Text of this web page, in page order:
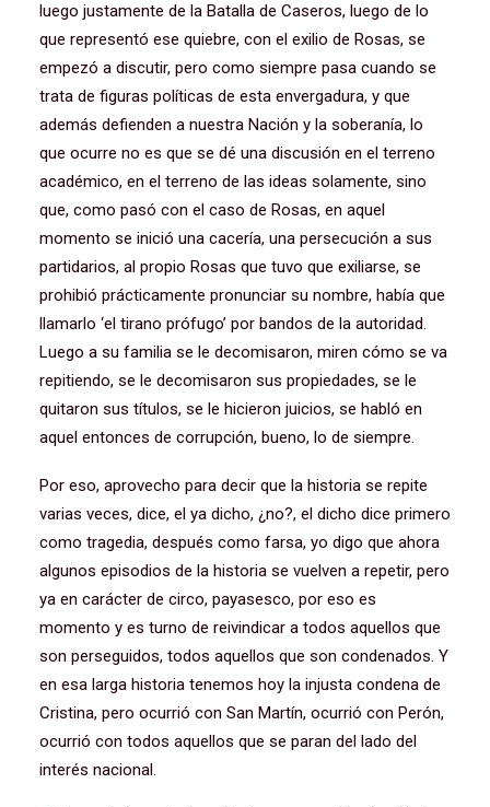
luego justamente de la Batalla de Caseros, luego de lo
que representó ese quiebre, con el exilio de Rosas, se
empezó a discutir, pero como siempre pasa cuando se
trata de figuras políticas de esta envergadura, y que
además defienden a nuestra Nación y la soberanía, lo
que ocurre no es que se dé una discusión en el terreno
académico, en el terreno de las ideas solamente, sino
que, como pasó con el caso de Rosas, en aquel
momento se inició una cacería, una persecución a sus
partidarios, al propio Rosas que tuvo que exiliarse, se
prohibió prácticamente pronunciar su nombre, había que
llamarlo ‘el tirano prófugo’ por bandos de la autoridad.
Luego a su familia se le decomisaron, miren cómo se va
repitiendo, se le decomisaron sus propiedades, se le
quitaron sus títulos, se le hicieron juicios, se habló en
aquel entonces de corrupción, bueno, lo de siempre.
Por eso, aprovecho para decir que la historia se repite
varias veces, dice, el ya dicho, ¿no?, el dicho dice primero
como tragedia, después como farsa, yo digo que ahora
algunos episodios de la historia se vuelven a repetir, pero
ya en carácter de circo, payasesco, por eso es
momento y es turno de reivindicar a todos aquellos que
son perseguidos, todos aquellos que son condenados. Y
en esa larga historia tenemos hoy la injusta condena de
Cristina, pero ocurrió con San Martín, ocurrió con Perón,
ocurrió con todos aquellos que se paran del lado del
interés nacional.